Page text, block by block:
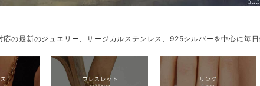
応の最新のジュエリー、サージカルステンレス、925シルバーを中心に毎